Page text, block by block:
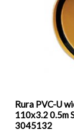
Rura PVC-U
110x3.2 0.5m
3045132